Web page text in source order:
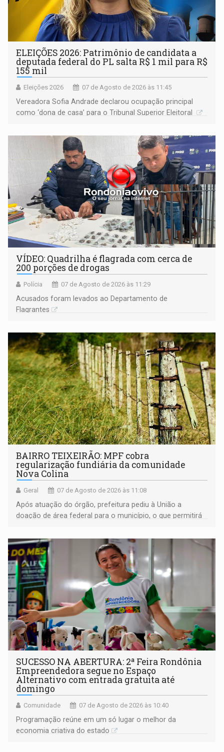
ELEIÇÕES 2026: Patrimônio de candidata a
deputada federal do PL salta R$ 1 mil para R$
155 mil
Eleições 2026 07 de Agosto de 2026 às 11:45
Vereadora Sofia Andrade declarou ocupação principal
como ‘dona de casa’ para o Tribunal Superior Eleitoral
VÍDEO: Quadrilha é flagrada com cerca de
200 porções de drogas
Polícia 07 de Agosto de 2026 às 11:29
Acusados foram levados ao Departamento de
Flagrantes
BAIRRO TEIXEIRÃO: MPF cobra
regularização fundiária da comunidade
Nova Colina
Geral 07 de Agosto de 2026 às 11:08
Após atuação do órgão, prefeitura pediu à União a
doação de área federal para o município, o que permitirá
SUCESSO NA ABERTURA: 2ª Feira Rondônia
Empreendedora segue no Espaço
Alternativo com entrada gratuita até
domingo
Comunidade 07 de Agosto de 2026 às 10:40
Programação reúne em um só lugar o melhor da
economia criativa do estado